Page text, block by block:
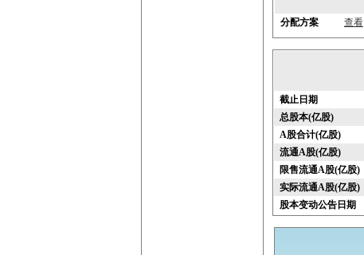
分配方案 查看
截止日期
总股本(亿股)
A股合计(亿股)
流通A股(亿股)
限售流通A股(亿股)
实际流通A股(亿股)
股本变动公告日期